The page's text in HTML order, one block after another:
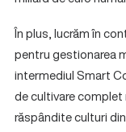
În plus, lucrăm în
pentru gestionarea
intermediul Smart
de cultivare complet
răspândite culturi